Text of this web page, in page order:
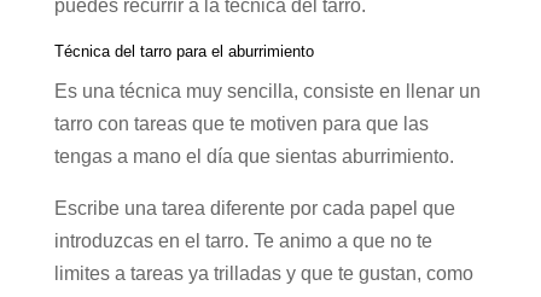
puedes recurrir a la técnica del tarro.
Técnica del tarro para el aburrimiento
Es una técnica muy sencilla, consiste en llenar un
tarro con tareas que te motiven para que las
tengas a mano el día que sientas aburrimiento.
Escribe una tarea diferente por cada papel que
introduzcas en el tarro. Te animo a que no te
limites a tareas ya trilladas y que te gustan, como